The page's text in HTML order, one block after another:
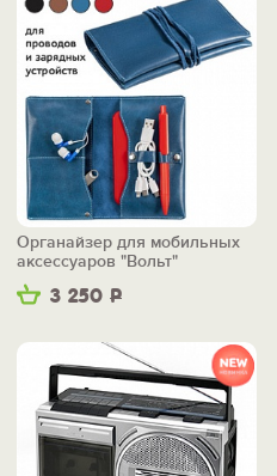
3 250 Р
Органайзер для мобильных
аксессуаров "Вольт"